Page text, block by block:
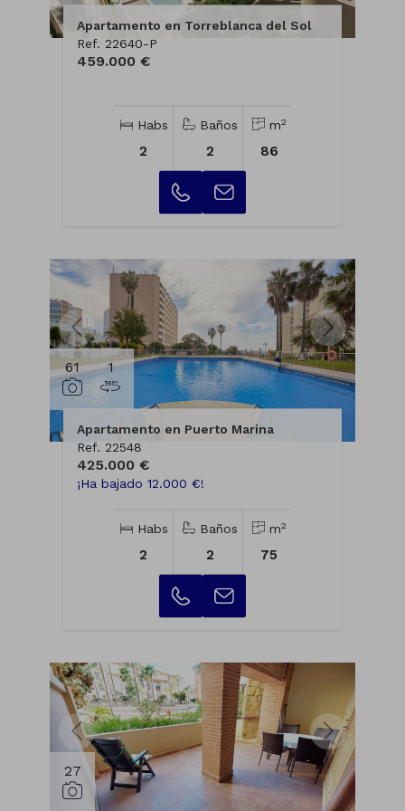
Apartamento en Torreblanca del Sol
Ref. 22640-P
459.000 €
Habs
2
Baños
2
m2
86
61 1
Apartamento en Puerto Marina
Ref. 22548
425.000 €
¡Ha bajado 12.000 €!
Habs
2
Baños
2
m2
75
27